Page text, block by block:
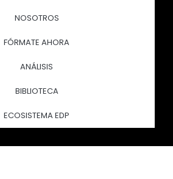
NOSOTROS
FÓRMATE AHORA
ANÁLISIS
BIBLIOTECA
ECOSISTEMA EDP